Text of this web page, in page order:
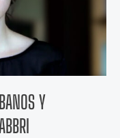
Y